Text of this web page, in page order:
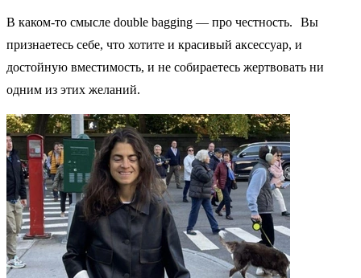
В каком‑то смысле double bagging — про честность. Вы
признаетесь себе, что хотите и красивый аксессуар, и
достойную вместимость, и не собираетесь жертвовать ни
одним из этих желаний.